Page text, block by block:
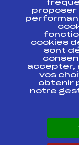
Ressources
Pass’Neige
Projet
Projet de
Antidopage
Pôle
Scientifique
Listes
Pôle vie de
Carrières
proposer
cookies
sont
accepter,
vos
obtenir
notre